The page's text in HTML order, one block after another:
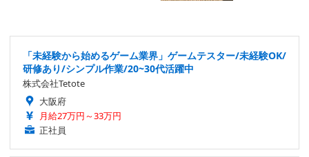
「未経験から始めるゲーム業界」ゲームテスター/未経験OK/
研修あり/シンプル作業/20~30代活躍中
株式会社Tetote
大阪府
月給27万円～33万円
正社員